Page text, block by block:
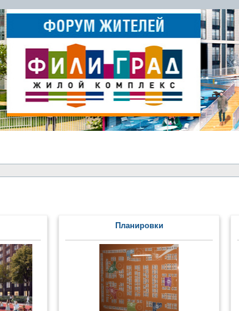
Планировки